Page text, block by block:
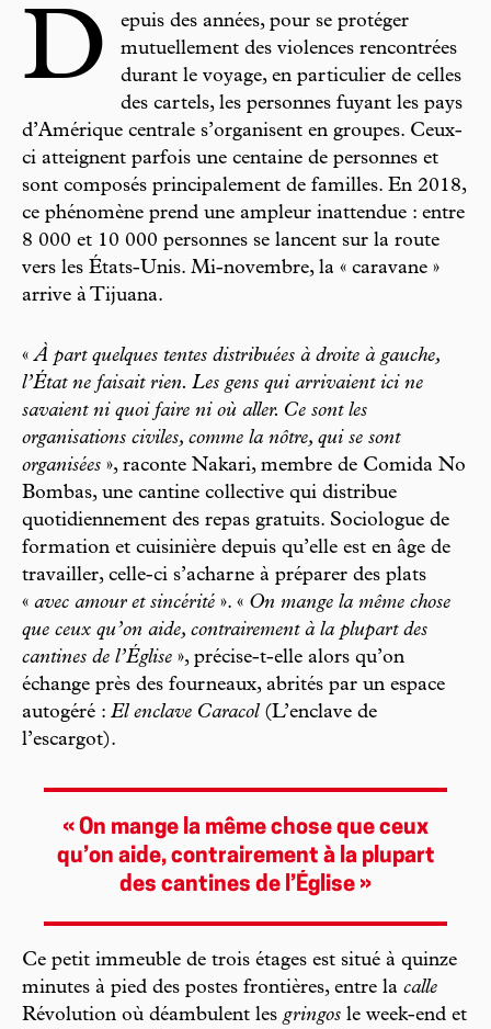
D
epuis des années, pour se protéger
mutuellement des violences rencontrées
durant le voyage, en particulier de celles
des cartels, les personnes fuyant les pays
d’Amérique centrale s’organisent en groupes. Ceux-
ci atteignent parfois une centaine de personnes et
sont composés principalement de familles. En 2018,
ce phénomène prend une ampleur inattendue : entre
8 000 et 10 000 personnes se lancent sur la route
vers les États-Unis. Mi-novembre, la « caravane »
arrive à Tijuana.
«À part quelques tentes distribuées à droite à gauche,
l’État ne faisait rien. Les gens qui arrivaient ici ne
savaient ni quoi faire ni où aller. Ce sont les
organisations civiles, comme la nôtre, qui se sont
organisées », raconte Nakari, membre de Comida No
Bombas, une cantine collective qui distribue
quotidiennement des repas gratuits. Sociologue de
formation et cuisinière depuis qu’elle est en âge de
travailler, celle-ci s’acharne à préparer des plats
« avec amour et sincérité ». « On mange la même chose
que ceux qu’on aide, contrairement à la plupart des
cantines de l’Église », précise-t-elle alors qu’on
échange près des fourneaux, abrités par un espace
autogéré : El enclave Caracol (L’enclave de
l’escargot).
« On mange la même chose que ceux
qu’on aide, contrairement à la plupart
des cantines de l’Église »
Ce petit immeuble de trois étages est situé à quinze
minutes à pied des postes frontières, entre la calle
Révolution où déambulent les gringos le week-end et